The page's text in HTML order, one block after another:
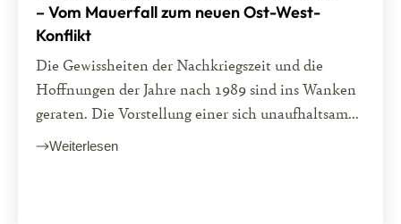
– Vom Mauerfall zum neuen Ost-West-
Konflikt
Die Gewissheiten der Nachkriegszeit und die
Hoffnungen der Jahre nach 1989 sind ins Wanken
geraten. Die Vorstellung einer sich unaufhaltsam...
Weiterlesen